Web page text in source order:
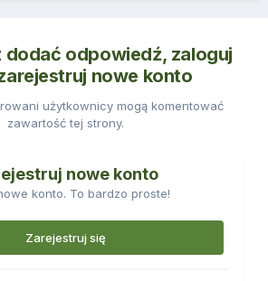
dodać odpowiedź, zaloguj
nowe konto
użytkownicy mogą komentować
zawartość tej strony.
nowe konto
konto. To bardzo proste!
Zarejestruj się